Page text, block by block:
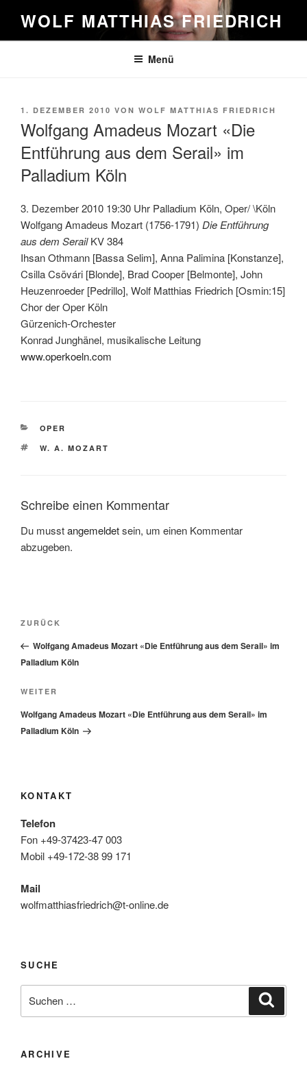
Inhalt
springen
WOLF MATTHIAS FRIEDRICH
Menü
VERÖFFENTLICHT
1. DEZEMBER 2010 VON WOLF MATTHIAS FRIEDRICH
Wolfgang Amadeus Mozart «Die
Entführung aus dem Serail» im
Palladium Köln
3. Dezember 2010 19:30 Uhr Palladium Köln, Oper/ \Köln
Wolfgang Amadeus Mozart (1756-1791) Die Entführung
aus dem SerailKV 384
Ihsan Othmann [Bassa Selim], Anna Palimina [Konstanze],
Csilla Csövári [Blonde], Brad Cooper [Belmonte], John
Heuzenroeder [Pedrillo], Wolf Matthias Friedrich [Osmin:15]
Chor der Oper Köln
Gürzenich-Orchester
Konrad Junghänel, musikalische Leitung
www.operkoeln.com
KATEGORIEN
OPER
SCHLAGWÖRTER
W. A. MOZART
Schreibe einen Kommentar
Du musstangemeldetsein, um einen Kommentar
abzugeben.
Beitragsnavigation
Vorheriger
Beitrag
ZURÜCK
Wolfgang Amadeus Mozart «Die Entführung aus dem Serail» im
Palladium Köln
Nächster
Beitrag
WEITER
Wolfgang Amadeus Mozart «Die Entführung aus dem Serail» im
Palladium Köln
KONTAKT
Telefon
Fon +49-37423-47 003
Mobil +49-172-38 99 171
Mail
wolfmatthiasfriedrich@t-online.de
SUCHE
nach:
ARCHIVE